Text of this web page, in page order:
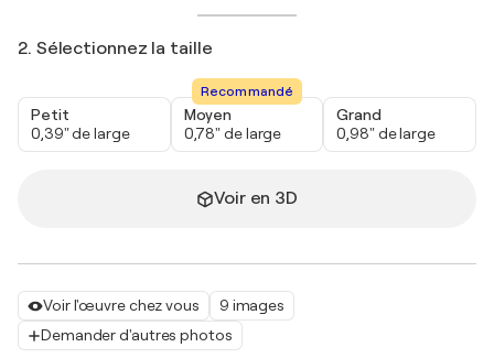
Voir l'œuvre chez vous
9 images
Demander d'autres photos
2. Sélectionnez la taille
Petit
0,39" de large
Recommandé
Moyen
0,78" de large
Grand
0,98" de large
Voir en 3D